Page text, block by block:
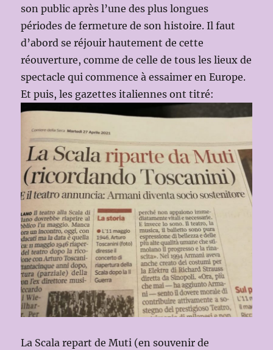
son public après l’une des plus longues
périodes de fermeture de son histoire. Il faut
d’abord se réjouir hautement de cette
réouverture, comme de celle de tous les lieux de
spectacle qui commence à essaimer en Europe.
Et puis, les gazettes italiennes ont titré:
La Scala repart de Muti (en souvenir de